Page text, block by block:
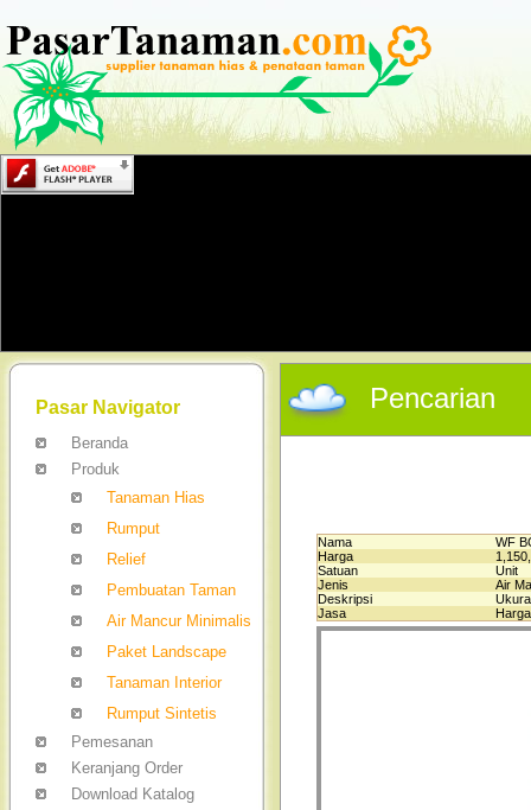
Pasar Navigator
Beranda
Produk
Tanaman Hias
Rumput
Relief
Pembuatan Taman
Air Mancur Minimalis
Paket Landscape
Tanaman Interior
Rumput Sintetis
Pemesanan
Keranjang Order
Download Katalog
Pencarian
Nama
WF
Harga
Satuan
Unit
Jenis
Air
Deskripsi
Jasa